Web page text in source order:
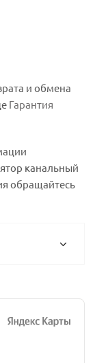
и обмена
Гарантия
канальный
обращайтесь